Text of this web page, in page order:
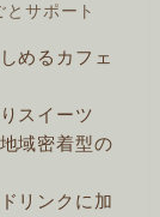
サポート
めるカフェ
スイーツ
域密着型の
リンクに加